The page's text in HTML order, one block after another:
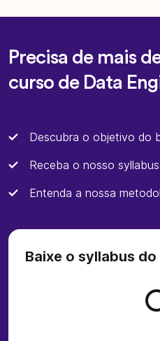
Precisa de mais
curso de Data
Descubra o objetivo do
Receba o nosso
Entenda a nossa
Baixe o syllabus